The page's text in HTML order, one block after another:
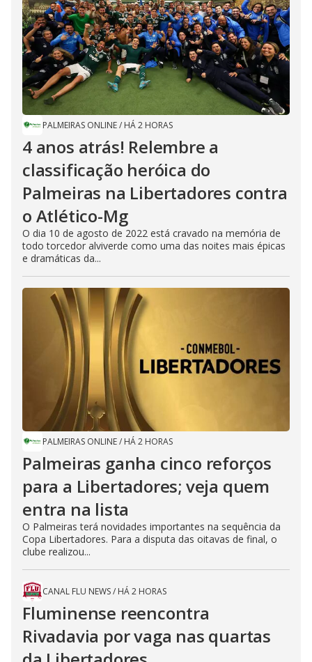
PALMEIRAS ONLINE/ HÁ 2 HORAS
4 anos atrás! Relembre a
classificação heróica do
Palmeiras na Libertadores contra
o Atlético-Mg
O dia 10 de agosto de 2022 está cravado na memória de
todo torcedor alviverde como uma das noites mais épicas
e dramáticas da...
PALMEIRAS ONLINE/ HÁ 2 HORAS
Palmeiras ganha cinco reforços
para a Libertadores; veja quem
entra na lista
O Palmeiras terá novidades importantes na sequência da
Copa Libertadores. Para a disputa das oitavas de final, o
clube realizou...
CANAL FLU NEWS/ HÁ 2 HORAS
Fluminense reencontra
Rivadavia por vaga nas quartas